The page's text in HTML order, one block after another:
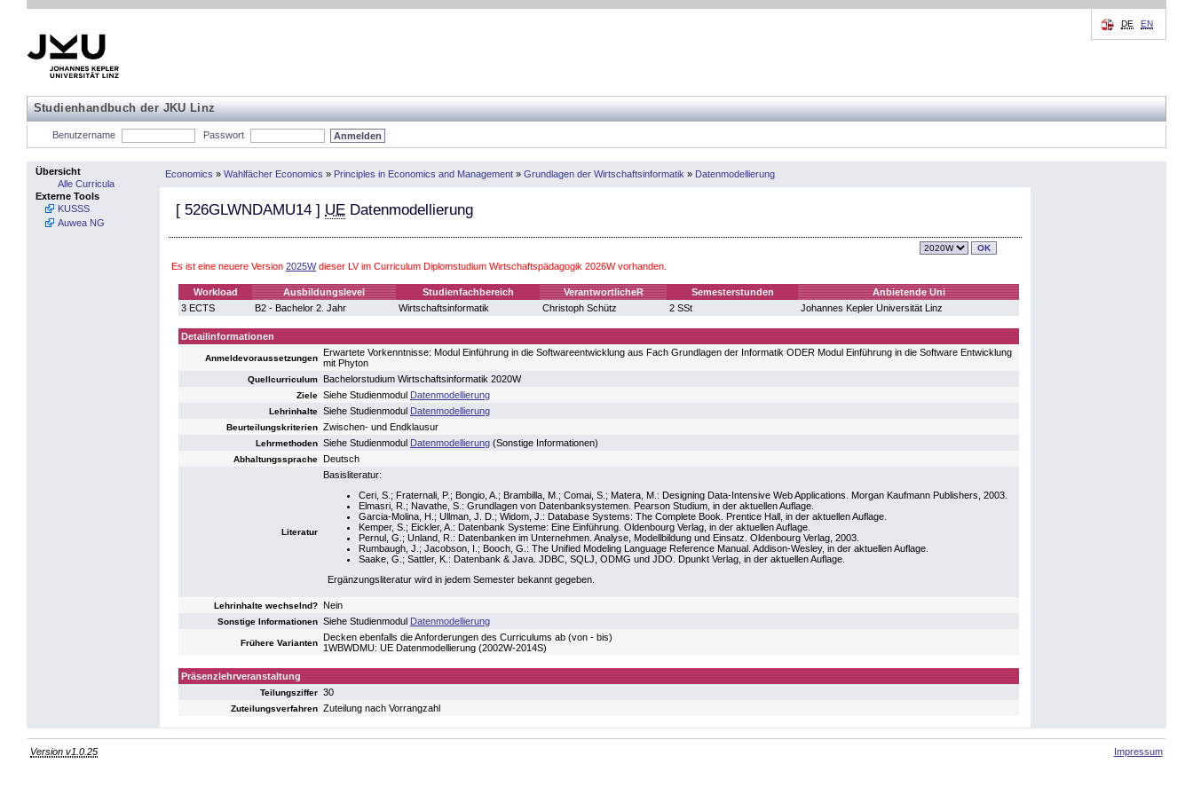
Studienhandbuch der JKU Linz
DE EN
Benutzername Passwort
Übersicht
Alle Curricula
Externe Tools
KUSSS
Auwea NG
Economics » Wahlfächer Economics » Principles in Economics and Management » Grundlagen der Wirtschaftsinformatik » Datenmodellierung
[ 526GLWNDAMU14 ] UE Datenmodellierung
Es ist eine neuere Version 2025Wdieser LV im Curriculum Diplomstudium Wirtschaftspädagogik 2026W vorhanden.
Workload Ausbildungslevel Studienfachbereich VerantwortlicheR Semesterstunden
Anbietende Uni
3 ECTS
B2 - Bachelor 2. Jahr Wirtschaftsinformatik Christoph Schütz 2 SSt Johannes Kepler Universität Linz
Detailinformationen
Anmeldevoraussetzungen
Erwartete Vorkenntnisse: Modul Einführung in die Softwareentwicklung aus Fach Grundlagen der Informatik ODER Modul Einführung in die Software Entwicklung
mit Phyton
Quellcurriculum Bachelorstudium Wirtschaftsinformatik 2020W
Ziele Siehe Studienmodul Datenmodellierung
Lehrinhalte Siehe Studienmodul Datenmodellierung
Beurteilungskriterien Zwischen- und Endklausur
Lehrmethoden Siehe Studienmodul Datenmodellierung (Sonstige Informationen)
Abhaltungssprache Deutsch
Literatur
Basisliteratur:
Ceri, S.; Fraternali, P.; Bongio, A.; Brambilla, M.; Comai, S.; Matera, M.: Designing Data-Intensive Web Applications. Morgan Kaufmann Publishers, 2003.
Elmasri, R.; Navathe, S.: Grundlagen von Datenbanksystemen. Pearson Studium, in der aktuellen Auflage.
Garcia-Molina, H.; Ullman, J. D.; Widom, J.: Database Systems: The Complete Book. Prentice Hall, in der aktuellen Auflage.
Kemper, S.; Eickler, A.: Datenbank Systeme: Eine Einführung. Oldenbourg Verlag, in der aktuellen Auflage.
Pernul, G.; Unland, R.: Datenbanken im Unternehmen. Analyse, Modellbildung und Einsatz. Oldenbourg Verlag, 2003.
Rumbaugh, J.; Jacobson, I.; Booch, G.: The Unified Modeling Language Reference Manual. Addison-Wesley, in der aktuellen Auflage.
Saake, G.; Sattler, K.: Datenbank & Java. JDBC, SQLJ, ODMG und JDO. Dpunkt Verlag, in der aktuellen Auflage.
Ergänzungsliteratur wird in jedem Semester bekannt gegeben.
Lehrinhalte wechselnd? Nein
Sonstige Informationen Siehe Studienmodul Datenmodellierung
Frühere Varianten
Decken ebenfalls die Anforderungen des Curriculums ab (von - bis)
1WBWDMU: UE Datenmodellierung (2002W-2014S)
Präsenzlehrveranstaltung
Teilungsziffer 30
Zuteilungsverfahren Zuteilung nach Vorrangzahl
Version v1.0.25 Impressum